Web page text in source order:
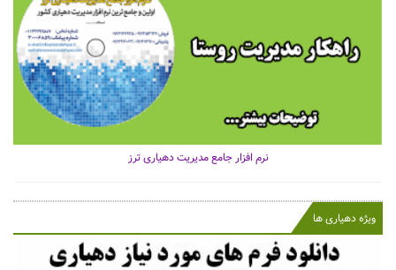
نرم افزار جامع مدیریت دهیاری ترز
ویژه دهیاری ها